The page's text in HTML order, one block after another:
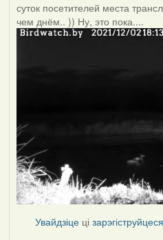
суток посетителей места
чем днём.. )) Ну, это пока....
Увайдзіце цізарэгіструйцеся